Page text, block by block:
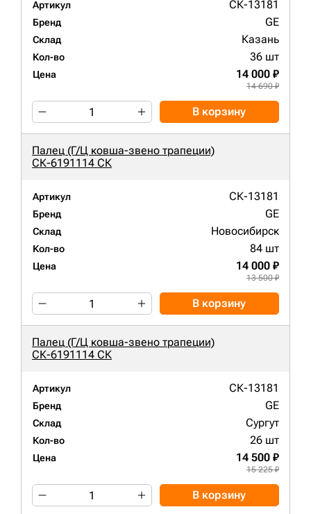
Артикул СК-13181
Бренд GE
Склад Казань
Кол-во 36 шт
Цена 14 000 ₽
14 690 ₽
В корзину
Палец (Г/Ц ковша-звено трапеции)
СК-6191114 СК
Артикул СК-13181
Бренд GE
Склад Новосибирск
Кол-во 84 шт
Цена 14 000 ₽
13 500 ₽
В корзину
Палец (Г/Ц ковша-звено трапеции)
СК-6191114 СК
Артикул СК-13181
Бренд GE
Склад Сургут
Кол-во 26 шт
Цена 14 500 ₽
15 225 ₽
В корзину